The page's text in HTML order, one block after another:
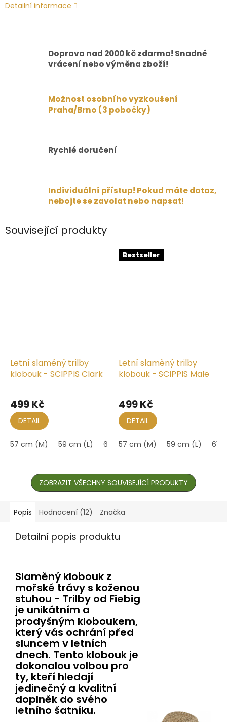
Detailní informace
Doprava nad 2000 kč zdarma! Snadné
vrácení nebo výměna zboží!
Možnost osobního vyzkoušení
Praha/Brno (3 pobočky)
Rychlé doručení
Individuální přístup! Pokud máte dotaz,
nebojte se zavolat nebo napsat!
Související produkty
Letní slaměný trilby
klobouk - SCIPPIS Clark
499 Kč
DETAIL
57 cm (M) 59 cm (L) 61 cm (XL)
Bestseller
Letní slaměný trilby
klobouk - SCIPPIS Male
499 Kč
DETAIL
57 cm (M) 59 cm (L) 61
ZOBRAZIT VŠECHNY SOUVISEJÍCÍ PRODUKTY
Popis Hodnocení (12) Značka
Detailní popis produktu
Slaměný klobouk z
mořské trávy s koženou
stuhou - Trilby od Fiebig
je unikátním a
prodyšným kloboukem,
který vás ochrání před
sluncem v letních
dnech. Tento klobouk je
dokonalou volbou pro
ty, kteří hledají
jedinečný a kvalitní
doplněk do svého
letního šatníku.